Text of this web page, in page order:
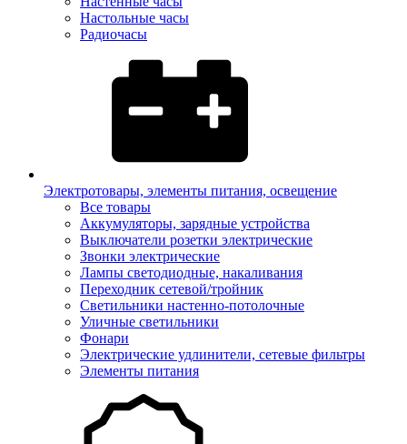
Настольные часы
Радиочасы
Электротовары, элементы питания, освещение
Все товары
Аккумуляторы, зарядные устройства
Выключатели розетки электрические
Звонки электрические
Лампы светодиодные, накаливания
Переходник сетевой/тройник
Светильники настенно-потолочные
Уличные светильники
Фонари
Электрические удлинители, сетевые фильтры
Элементы питания